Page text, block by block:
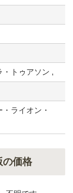
・トゥアソン ,
ライオン・
の価格